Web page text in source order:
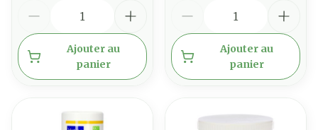
Ajouter au
panier
Ajouter au
panier